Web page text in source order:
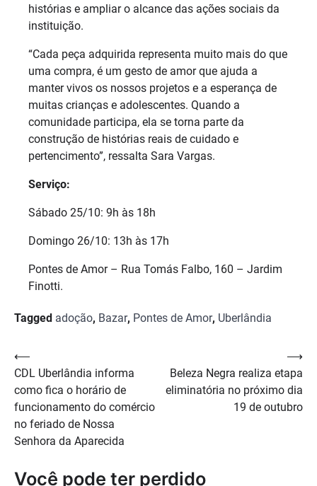
histórias e ampliar o alcance das ações sociais da
instituição.
“Cada peça adquirida representa muito mais do que
uma compra, é um gesto de amor que ajuda a
manter vivos os nossos projetos e a esperança de
muitas crianças e adolescentes. Quando a
comunidade participa, ela se torna parte da
construção de histórias reais de cuidado e
pertencimento”, ressalta Sara Vargas.
Serviço:
Sábado 25/10: 9h às 18h
Domingo 26/10: 13h às 17h
Pontes de Amor – Rua Tomás Falbo, 160 – Jardim
Finotti.
Tagged adoção, Bazar, Pontes de Amor, Uberlândia
Navegação
de
Post
⟵
CDL Uberlândia informa
como fica o horário de
funcionamento do comércio
no feriado de Nossa
Senhora da Aparecida
Beleza Negra realiza etapa
eliminatória no próximo dia
19 de outubro
⟶
Você pode ter perdido